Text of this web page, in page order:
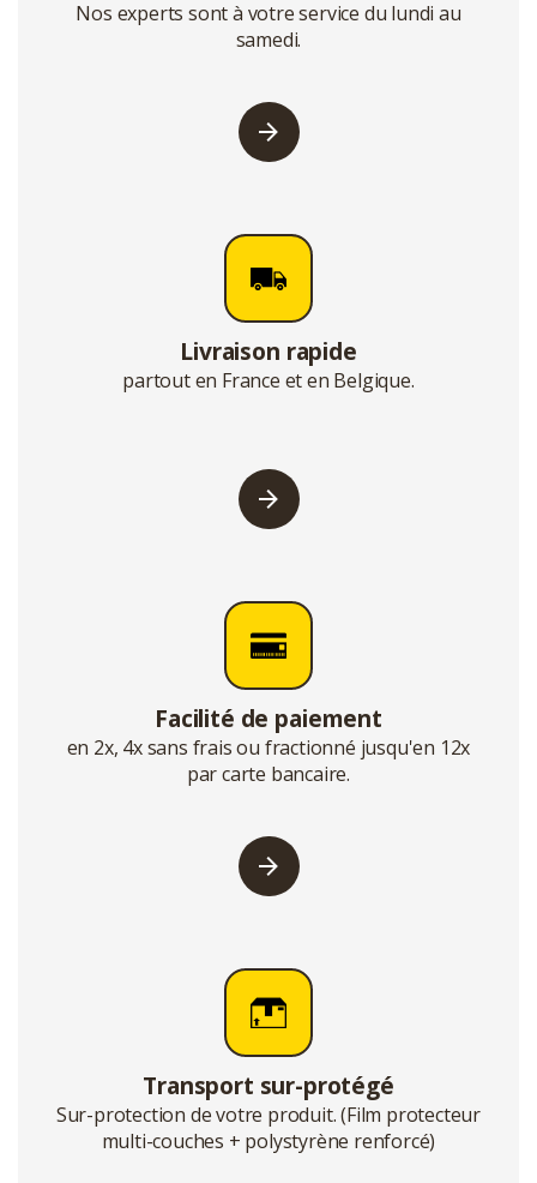
Nos experts sont à votre service du lundi au
samedi.
Livraison rapide
partout en France et en Belgique.
Facilité de paiement
en 2x, 4x sans frais ou fractionné jusqu'en 12x
par carte bancaire.
Transport sur-protégé
Sur-protection de votre produit. (Film protecteur
multi-couches + polystyrène renforcé)